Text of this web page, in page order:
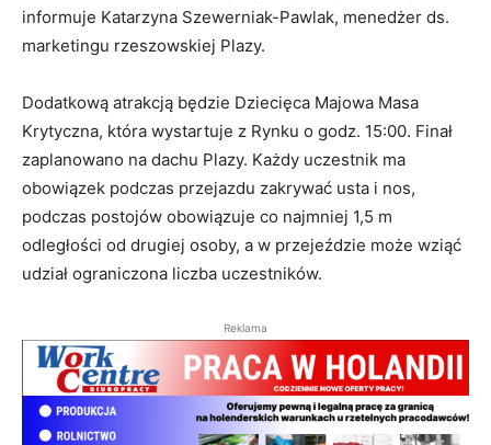
informuje Katarzyna Szewerniak-Pawlak, menedżer ds.
marketingu rzeszowskiej Plazy.
Dodatkową atrakcją będzie Dziecięca Majowa Masa
Krytyczna, która wystartuje z Rynku o godz. 15:00. Finał
zaplanowano na dachu Plazy. Każdy uczestnik ma
obowiązek podczas przejazdu zakrywać usta i nos,
podczas postojów obowiązuje co najmniej 1,5 m
odległości od drugiej osoby, a w przejeździe może wziąć
udział ograniczona liczba uczestników.
Reklama